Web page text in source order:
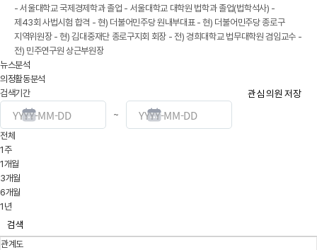
- 서울대학교 국제경제학과 졸업 - 서울대학교 대학원 법학과 졸업(법학석사) -
제43회 사법시험 합격 - 현) 더불어민주당 원내부대표 - 현) 더불어민주당 종로구
지역위원장 - 현) 김대중재단 종로구지회 회장 - 전) 경희대학교 법무대학원 겸임교수 -
전) 민주연구원 상근부원장
뉴스분석
의정활동분석
관심 의원 저장
검색기간
~
전체
1주
1개월
3개월
6개월
1년
검색
관계도